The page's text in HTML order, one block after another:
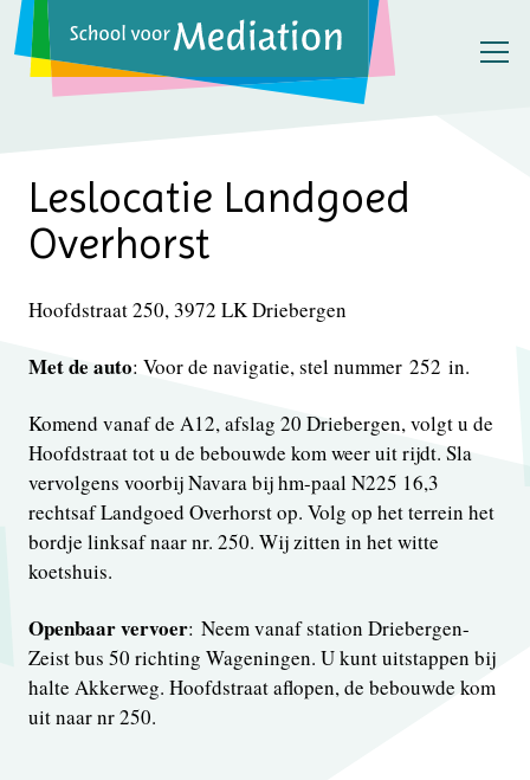
Leslocatie Landgoed
Overhorst
Hoofdstraat 250, 3972 LK Driebergen
Met de auto: Voor de navigatie, stel nummer 252 in.
Komend vanaf de A12, afslag 20 Driebergen, volgt u de
Hoofdstraat tot u de bebouwde kom weer uit rijdt. Sla
vervolgens voorbij Navara bij hm-paal N225 16,3
rechtsaf Landgoed Overhorst op. Volg op het terrein het
bordje linksaf naar nr. 250. Wij zitten in het witte
koetshuis.
Openbaar vervoer: Neem vanaf station Driebergen-
Zeist bus 50 richting Wageningen. U kunt uitstappen bij
halte Akkerweg. Hoofdstraat aflopen, de bebouwde kom
uit naar nr 250.